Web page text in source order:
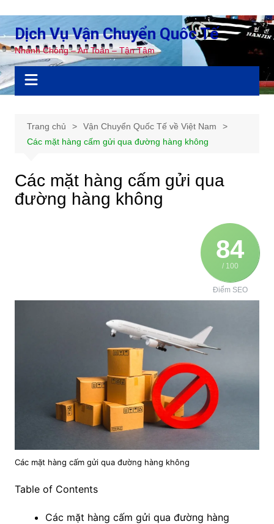
phần
nội
dung
Dịch Vụ Vận Chuyển Quốc Tế
Nhanh Chóng – An Toàn – Tận Tâm
Trang chủ
Vận Chuyển Quốc Tế về Việt Nam
Các mặt hàng cấm gửi qua đường hàng không
Các mặt hàng cấm gửi qua
đường hàng không
84
/ 100
Điểm SEO
Các mặt hàng cấm gửi qua đường hàng không
Table of Contents
Các mặt hàng cấm gửi qua đường hàng